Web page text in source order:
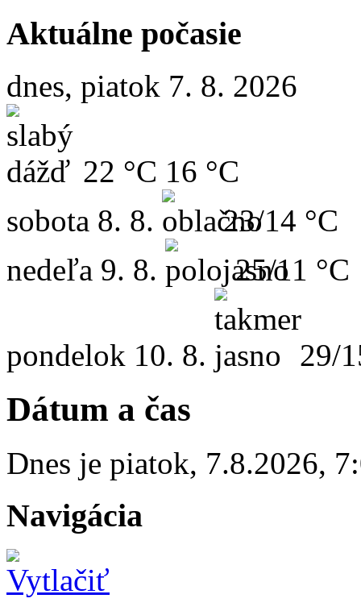
Aktuálne počasie
dnes, piatok 7. 8. 2026
22 °C 16 °C
sobota 8. 8.
23/14 °C
nedeľa 9. 8. 25/11 °C
pondelok 10. 8. 29/
Dátum a čas
Dnes je piatok, 7.8.2026,
Navigácia